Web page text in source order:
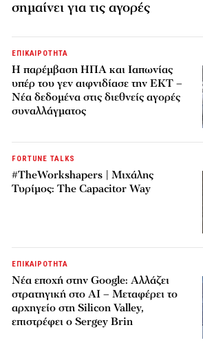
σημαίνει για τις αγορές
ΕΠΙΚΑΙΡΟΤΗΤΑ
Η παρέμβαση ΗΠΑ και Ιαπωνίας
υπέρ του γεν αιφνιδίασε την ΕΚΤ –
Νέα δεδομένα στις διεθνείς αγορές
συναλλάγματος
FORTUNE TALKS
#TheWorkshapers | Μιχάλης
Τυρίμος: The Capacitor Way
ΕΠΙΚΑΙΡΟΤΗΤΑ
Νέα εποχή στην Google: Αλλάζει
στρατηγική στο AI – Μεταφέρει το
αρχηγείο στη Silicon Valley,
επιστρέφει ο Sergey Brin